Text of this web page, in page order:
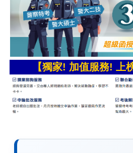
【獨家! 加值服務! 上